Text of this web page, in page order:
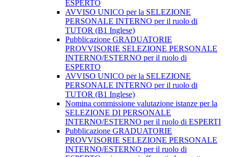
ESPERTO
AVVISO UNICO per la SELEZIONE
PERSONALE INTERNO per il ruolo di
TUTOR (B1 Inglese)
Pubblicazione GRADUATORIE
PROVVISORIE SELEZIONE PERSONALE
INTERNO/ESTERNO per il ruolo di
ESPERTO
AVVISO UNICO per la SELEZIONE
PERSONALE INTERNO per il ruolo di
TUTOR (B1 Inglese)
Nomina commissione valutazione istanze per la
SELEZIONE DI PERSONALE
INTERNO/ESTERNO per il ruolo di ESPERTI
Pubblicazione GRADUATORIE
PROVVISORIE SELEZIONE PERSONALE
INTERNO/ESTERNO per il ruolo di